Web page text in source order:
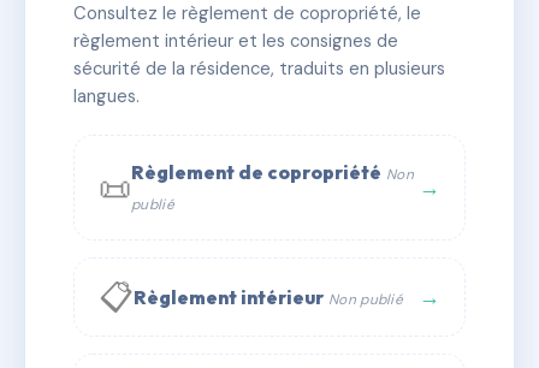
✓ Immatriculée 🏠 8 lots 🏗 2 bâtiment(s)
📞 Contacter Syndic Digital
Consultez le règlement de copropriété, le
règlement intérieur et les consignes de
sécurité de la résidence, traduits en plusieurs
langues.
📜Règlement de copropriété Non
publié
→
📋Règlement intérieur Non publié →